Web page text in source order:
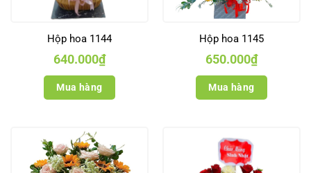
Hộp hoa 1144
640.000₫
Mua hàng
Hộp hoa 1145
650.000₫
Mua hàng